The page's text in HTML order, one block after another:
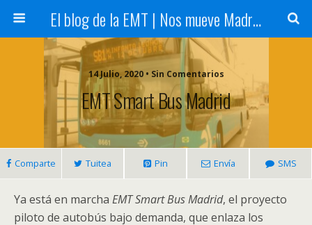
El blog de la EMT | Nos mueve Madrid
14 Julio, 2020 • Sin Comentarios
EMT Smart Bus Madrid
Comparte Tuitea Pin Envía SMS
Ya está en marcha EMT Smart Bus Madrid, el proyecto
piloto de autobús bajo demanda, que enlaza los